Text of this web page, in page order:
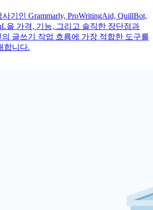
기인 Grammarly, ProWritingAid, QuillBot,
을 가격, 기능, 그리고 솔직한 장단점과
글쓰기 작업 흐름에 가장 적합한 도구를
합니다.